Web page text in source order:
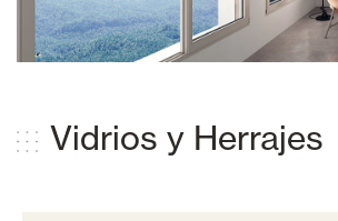
Vidrios y Herrajes